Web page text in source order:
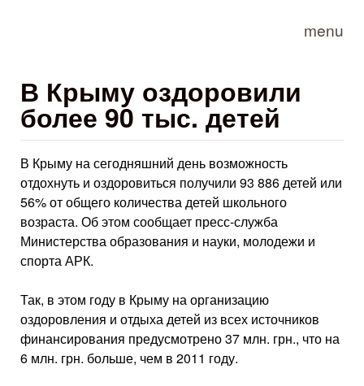
menu
В Крыму оздоровили
более 90 тыс. детей
В Крыму на сегодняшний день возможность
отдохнуть и оздоровиться получили 93 886 детей или
56% от общего количества детей школьного
возраста. Об этом сообщает пресс-служба
Министерства образования и науки, молодежи и
спорта АРК.
Так, в этом году в Крыму на организацию
оздоровления и отдыха детей из всех источников
финансирования предусмотрено 37 млн. грн., что на
6 млн. грн. больше, чем в 2011 году.